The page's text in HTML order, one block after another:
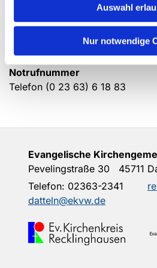
Auswahl
Nur notwendige
Chance, ihr Leben selbst in die
Die Mitarbeiterinnen aus dem
auch
Nehmen Sie Kontakt zu uns
Notrufnummer
Telefon (0 23 63) 6 18 83
Evangelische
Pevelingstraße 30 45711
Telefon: 02363-2341
datteln@ekvw.de